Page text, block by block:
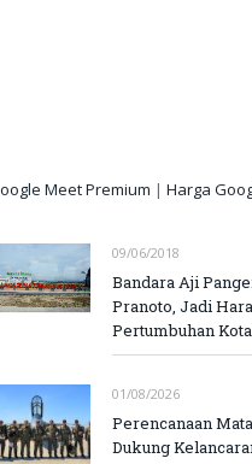
Meet Premium | Harga
09/06/2018
Bandara Aji
Pranoto, Jadi
Pertumbuhan
01/08/2026
Perencanaan
Dukung